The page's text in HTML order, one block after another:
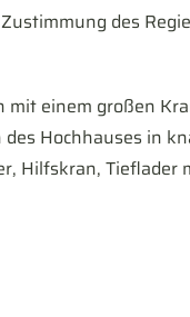
des
einem großen
Hochhauses in
Hilfskran,